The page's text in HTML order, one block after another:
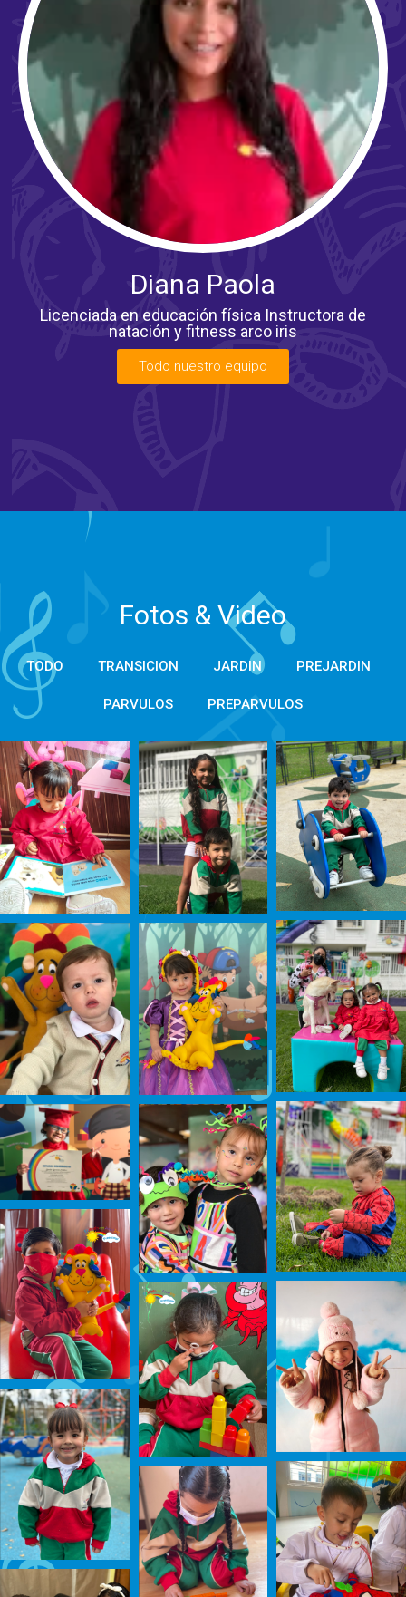
Diana Paola
Licenciada en educación física Instructora de
natación y fitness arco iris
Todo nuestro equipo
Fotos & Video
TODO TRANSICION JARDIN PREJARDIN
PARVULOS PREPARVULOS